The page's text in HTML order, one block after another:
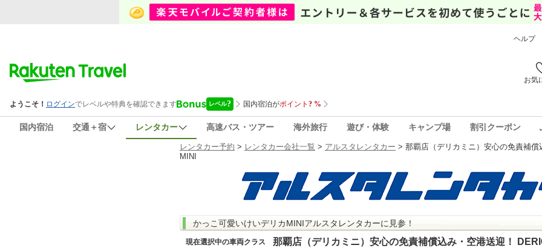
ヘルプ
お気
国内宿泊 交通＋宿 レンタカー 高速バス・ツアー 海外旅行 遊び・体験 キャンプ場 割引クーポン
レンタカー予約 > レンタカー会社一覧 > アルスタレンタカー > 那覇店（デリカミニ）安心の免責補
MINI
かっこ可愛いけいデリカMINIアルスタレンタカーに見参！
現在選択中の車両クラス 那覇店（デリカミニ）安心の免責補償込み・空港送迎！